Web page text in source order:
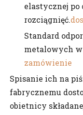
elastycznej po
rozciągnięć.
Standard
metalowych
zamówienie
Spisanie ich na
fabrycznemu
obietnicy